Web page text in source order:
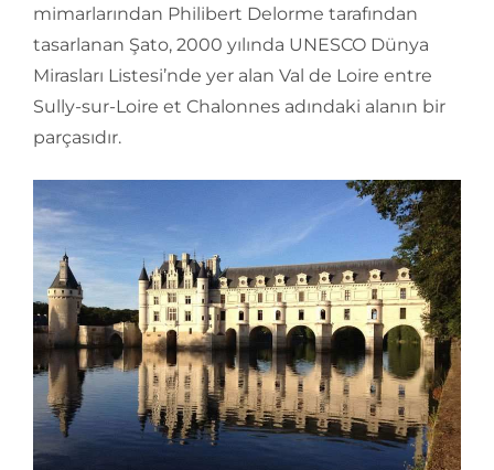
mimarlarından Philibert Delorme tarafından
tasarlanan Şato, 2000 yılında UNESCO Dünya
Mirasları Listesi’nde yer alan Val de Loire entre
Sully-sur-Loire et Chalonnes adındaki alanın bir
parçasıdır.